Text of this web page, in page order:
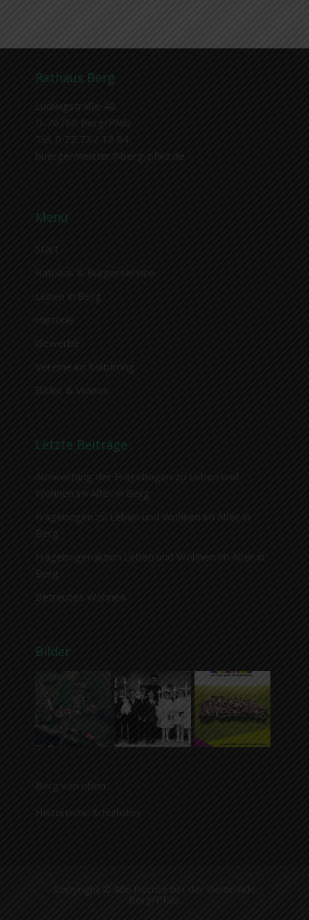
Rathaus Berg
Ludwigstraße 48
D-76768 Berg/Pfalz
Tel. 0 72 73 / 12 84
buergermeister@berg-pfalz.de
Menü
Start
Rathaus & Bürgerservice
Leben in Berg
Historie
Gewerbe
Vereine im Kulturring
Bilder & Videos
Letzte Beiträge
Auswertung der Fragebogen zu Leben und
Wohnen im Alter in Berg
Fragebogen zu Leben und Wohnen im Alter in
Berg
Fragebogenaktion Leben und Wohnen im Alter in
Berg
Betreutes Wohnen
Bilder
Berg von oben
Historische Schulfotos
Copyright © Alle Rechte bei der Gemeinde
Berg/Pfalz.